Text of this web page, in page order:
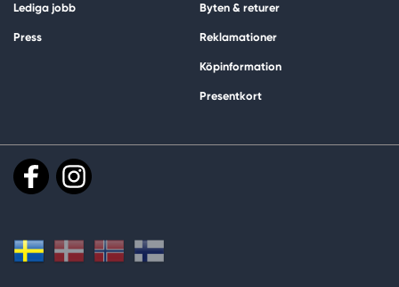
Lediga jobb
Press
Byten & returer
Reklamationer
Köpinformation
Presentkort